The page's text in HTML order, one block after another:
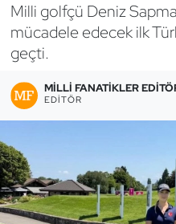
Milli golfçü Deniz
mücadele edecek ilk
geçti.
MILLI FANATIKLER
EDITÖR
Bocce Bowling Dart
Buz Pateni